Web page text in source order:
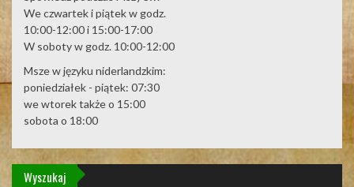
We czwartek i piątek w godz.
10:00-12:00 i 15:00-17:00
W soboty w godz. 10:00-12:00
Msze w języku niderlandzkim:
poniedziałek - piątek: 07:30
we wtorek także o 15:00
sobota o 18:00
Wyszukaj